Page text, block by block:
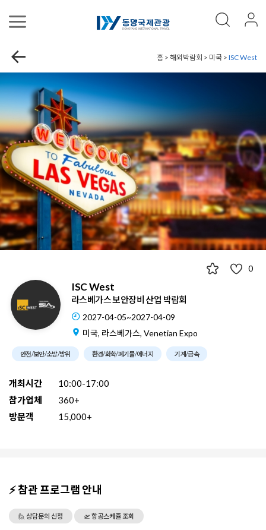
홈 > 해외박람회 > 미국 > ISC West
0
ISC West
라스베가스 보안장비 산업 박람회
2027-04-05~2027-04-09
미국, 라스베가스, Venetian Expo
안전/보안/소방/방위 환경/화학/폐기물/에너지 기계/금속
개최시간
10:00-17:00
참가업체
360+
방문객
15,000+
⚡ 참관 프로그램 안내
🙋 상담문의 신청 🛫 항공스케쥴 조회